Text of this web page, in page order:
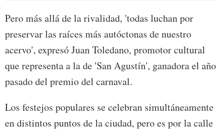
Pero más allá de la rivalidad, 'todas luchan por
preservar las raíces más autóctonas de nuestro
acervo', expresó Juan Toledano, promotor cultural
que representa a la de 'San Agustín', ganadora el año
pasado del premio del carnaval.
Los festejos populares se celebran simultáneamente
en distintos puntos de la ciudad, pero es por la calle